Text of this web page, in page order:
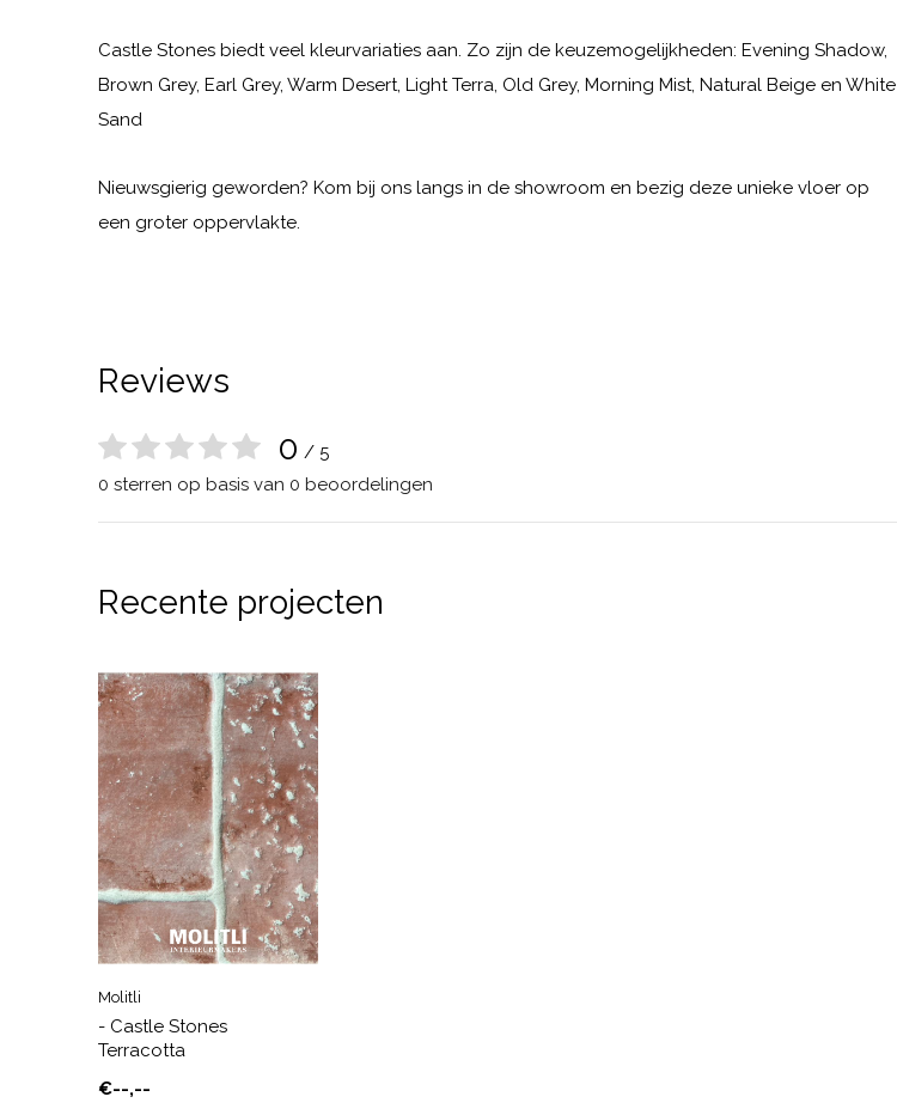
Castle Stones biedt veel kleurvariaties aan. Zo zijn de keuzemogelijkheden: Evening Shadow,
Brown Grey, Earl Grey, Warm Desert, Light Terra, Old Grey, Morning Mist, Natural Beige en White
Sand
Nieuwsgierig geworden? Kom bij ons langs in de showroom en bezig deze unieke vloer op
een groter oppervlakte.
Reviews
0 / 5
0 sterren op basis van 0 beoordelingen
Recente projecten
Molitli
- Castle Stones
Terracotta
€--,--